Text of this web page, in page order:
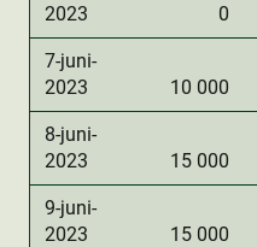
2023
0
7-juni-
2023
10 000
8-juni-
2023
15 000
9-juni-
2023
15 000